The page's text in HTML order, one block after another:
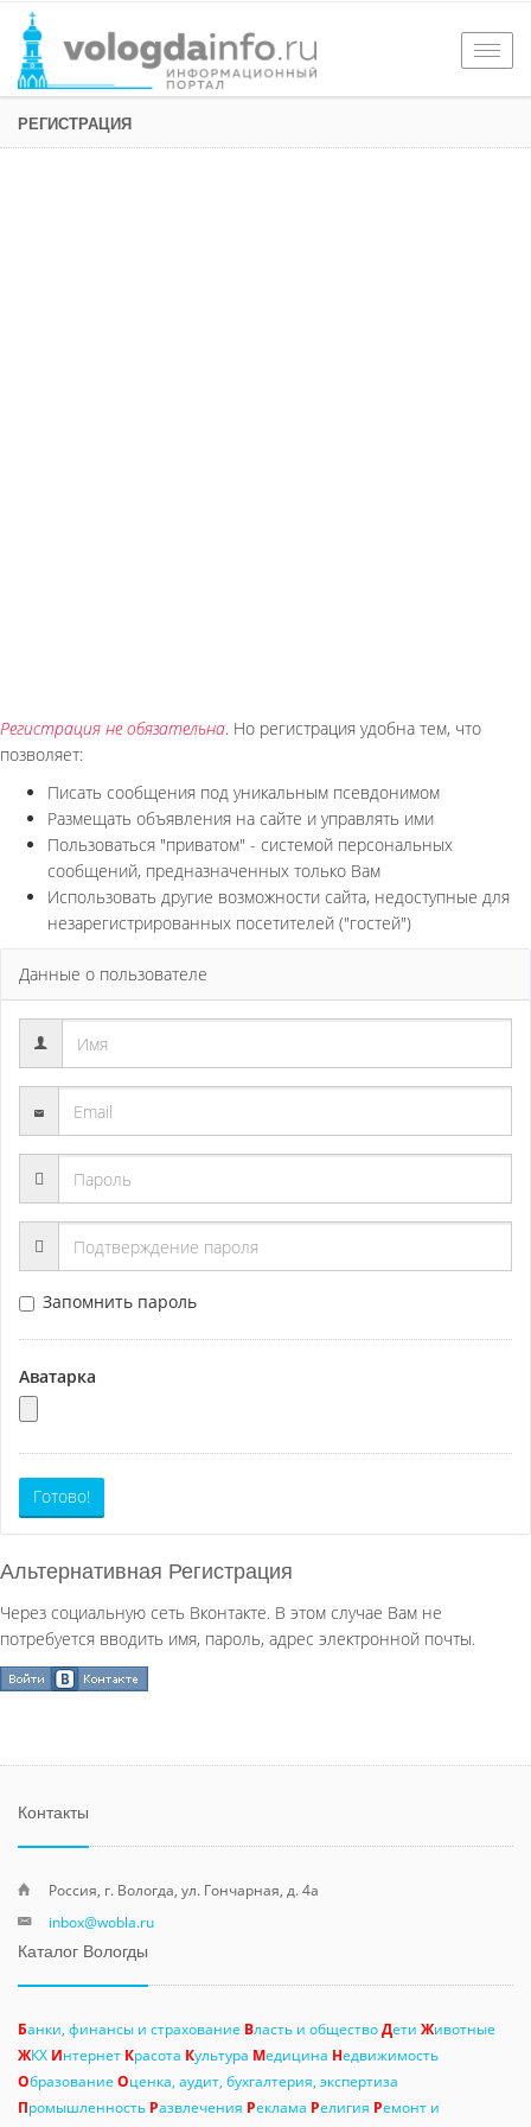
РЕГИСТРАЦИЯ
Регистрация не обязательна. Но регистрация удобна тем, что
позволяет:
Писать сообщения под уникальным псевдонимом
Размещать объявления на сайте и управлять ими
Пользоваться "приватом" - системой персональных
сообщений, предназначенных только Вам
Использовать другие возможности сайта, недоступные для
незарегистрированных посетителей ("гостей")
Данные о пользователе
Запомнить пароль
Аватарка
Готово!
Альтернативная Регистрация
Через социальную сеть Вконтакте. В этом случае Вам не
потребуется вводить имя, пароль, адрес электронной почты.
Контакты
Россия, г. Вологда, ул. Гончарная, д. 4а
inbox@wobla.ru
Каталог Вологды
Банки, финансы и страхование Власть и обществоДети Животные
ЖКХ Интернет Красота Культура Медицина Недвижимость
Образование Оценка, аудит, бухгалтерия, экспертиза
Промышленность Развлечения Реклама Религия Ремонт и